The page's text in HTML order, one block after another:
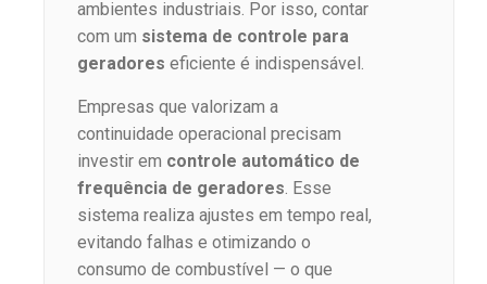
ambientes industriais. Por isso, contar
com um sistema de controle para
geradores eficiente é indispensável.
Empresas que valorizam a
continuidade operacional precisam
investir em controle automático de
frequência de geradores . Esse
sistema realiza ajustes em tempo real,
evitando falhas e otimizando o
consumo de combustível — o que